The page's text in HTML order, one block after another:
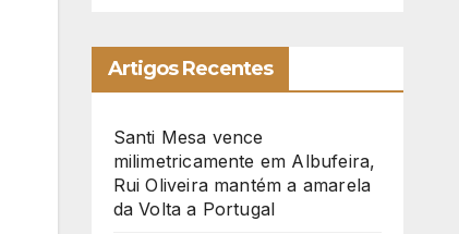
Artigos Recentes
Santi Mesa vence
milimetricamente em Albufeira,
Rui Oliveira mantém a amarela
da Volta a Portugal